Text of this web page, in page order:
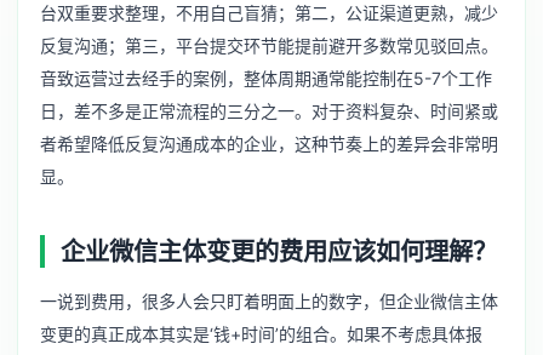
台双重要求整理，不用自己盲猜；第二，公证渠道更熟，减少
反复沟通；第三，平台提交环节能提前避开多数常见驳回点。
音致运营过去经手的案例，整体周期通常能控制在5-7个工作
日，差不多是正常流程的三分之一。对于资料复杂、时间紧或
者希望降低反复沟通成本的企业，这种节奏上的差异会非常明
显。
企业微信主体变更的费用应该如何理解？
一说到费用，很多人会只盯着明面上的数字，但企业微信主体
变更的真正成本其实是‘钱+时间’的组合。如果不考虑具体报